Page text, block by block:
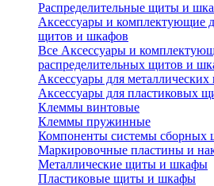
Распределительные щиты и
Аксессуары и комплектующие
щитов и шкафов
Все Аксессуары и
распределительных щитов и
Аксессуары для
Аксессуары для пластиковых
Клеммы винтовые
Клеммы пружинные
Компоненты системы сборных
Маркировочные пластины и
Металлические щиты и шкафы
Пластиковые щиты и шкафы